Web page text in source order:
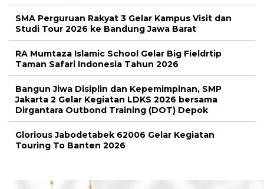
SMA Perguruan Rakyat 3 Gelar Kampus Visit dan
Studi Tour 2026 ke Bandung Jawa Barat
RA Mumtaza Islamic School Gelar Big Fieldrtip
Taman Safari Indonesia Tahun 2026
Bangun Jiwa Disiplin dan Kepemimpinan, SMP
Jakarta 2 Gelar Kegiatan LDKS 2026 bersama
Dirgantara Outbond Training (DOT) Depok
Glorious Jabodetabek 62006 Gelar Kegiatan
Touring To Banten 2026